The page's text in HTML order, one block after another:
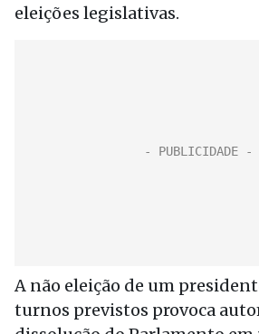
eleições legislativas.
A não eleição de um
turnos previstos provoca